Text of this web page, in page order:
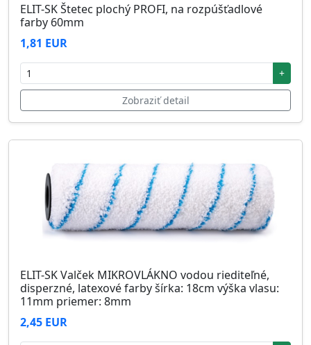
ELIT-SK Štetec plochý PROFI, na rozpúšťadlové
farby 60mm
1,81 EUR
+
Zobraziť detail
ELIT-SK Valček MIKROVLÁKNO vodou riediteľné,
disperzné, latexové farby šírka: 18cm výška vlasu:
11mm priemer: 8mm
2,45 EUR